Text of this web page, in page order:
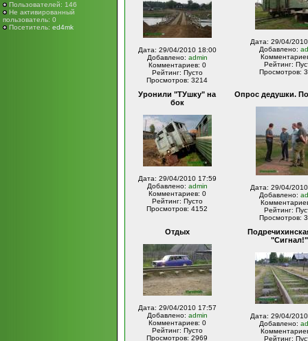
Пользователей: 146
Не активированный
пользователь: 0
Посетитель: ed4mk
Дата: 29/04/2010 18:00
Добавлено: admin
Комментариев: 0
Рейтинг: Пусто
Просмотров: 3214
Дата: 29/04/
Добавлено:
Рейтинг:
Просмотров:
Уронили "ТУшку" на
бок
Дата: 29/04/2010 17:59
Добавлено: admin
Комментариев: 0
Рейтинг: Пусто
Просмотров: 4152
Опрос дедушки.
Дата: 29/04/
Добавлено:
Рейтинг:
Просмотров:
Отдых
Дата: 29/04/2010 17:57
Добавлено: admin
Комментариев: 0
Рейтинг: Пусто
Просмотров: 2969
"Сигнал!"
Дата: 29/04/
Добавлено:
Рейтинг: